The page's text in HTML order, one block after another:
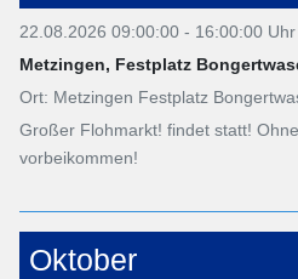
22.08.2026 09:00:00 - 16:00:00 Uhr
Metzingen, Festplatz
Ort: Metzingen Festplatz
Großer Flohmarkt! findet statt!
vorbeikommen!
Oktober